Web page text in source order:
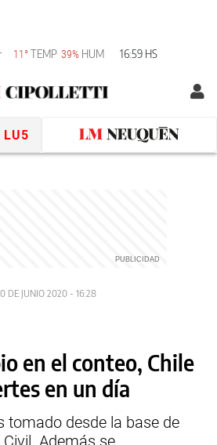
11° TEMP 39% HUM 16:59 HS
LU5
DE JUNIO 2020 - 16:28
en el conteo, Chile
en un día
tomado desde la base de
Además se